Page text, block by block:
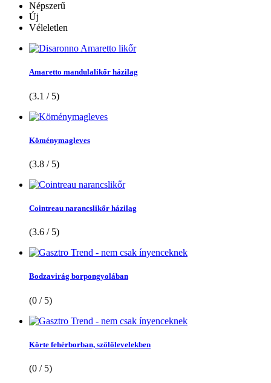
Népszerű
Új
Véleletlen
Amaretto mandulalikőr házilag
(3.1 / 5)
Köménymagleves
(3.8 / 5)
Cointreau narancslikőr házilag
(3.6 / 5)
Bodzavirág borpongyolában
(0 / 5)
Körte fehérborban, szőlőlevelekben
(0 / 5)